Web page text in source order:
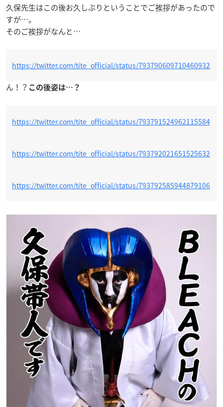
久保先生はこの後お久しぶりということでご挨拶があったので
すが…。
そのご挨拶がなんと…
https://twitter.com/tite_official/status/793790609710460932
ん！？ この後姿は…？
https://twitter.com/tite_official/status/793791524962115584
https://twitter.com/tite_official/status/793792021651525632
https://twitter.com/tite_official/status/793792585944879106